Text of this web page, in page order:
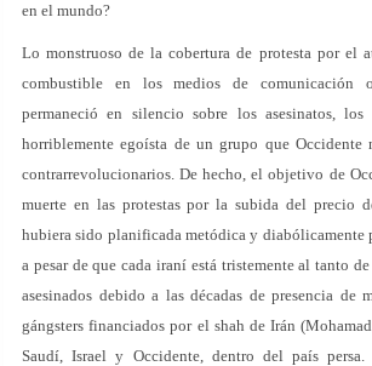
en el mundo?
Lo monstruoso de la cobertura de protesta por el
combustible en los medios de comunicación
permaneció en silencio sobre los asesinatos,
horriblemente egoísta de un grupo que Occidente
contrarrevolucionarios. De hecho, el objetivo de
muerte en las protestas por la subida del precio
hubiera sido planificada metódica y diabólicamente
a pesar de que cada iraní está tristemente al tanto
asesinados debido a las décadas de presencia de
gángsters financiados por el shah de Irán
Saudí, Israel y Occidente, dentro del país